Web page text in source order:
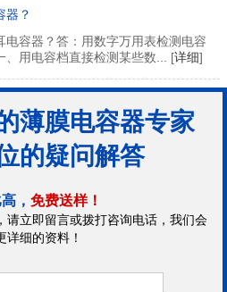
器？
电容器？答：用数字万用表检测电容
、用电容档直接检测某些数... [详细]
薄膜电容器专家
的疑问解答
， 免费送样！
请立即留言或拨打咨询电话，我们会
细的资料！